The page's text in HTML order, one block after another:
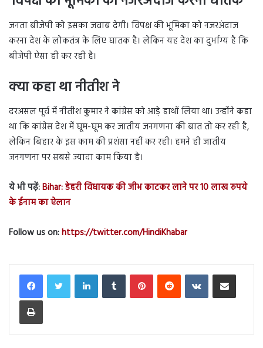
जनता बीजेपी को इसका जवाब देगी। विपक्ष की भूमिका को नजरअंदाज
करना देश के लोकतंत्र के लिए घातक है। लेकिन यह देश का दुर्भाग्य है कि
बीजेपी ऐसा ही कर रही है।
क्या कहा था नीतीश ने
दरअसल पूर्व में नीतीश कुमार ने कांग्रेस को आड़े हाथों लिया था। उन्होंने कहा
था कि कांग्रेस देश में घूम-घूम कर जातीय जनगणना की बात तो कर रही है,
लेकिन बिहार के इस काम की प्रशंसा नहीं कर रही। हमने ही जातीय
जनगणना पर सबसे ज्यादा काम किया है।
ये भी पढ़ें:Bihar: डेहरी विधायक की जीभ काटकर लाने पर 10 लाख रुपये
के ईनाम का ऐलान
Follow us on:https://twitter.com/HindiKhabar
LinkedInTumblr PinterestReddit VKontakteShare via Email
Print